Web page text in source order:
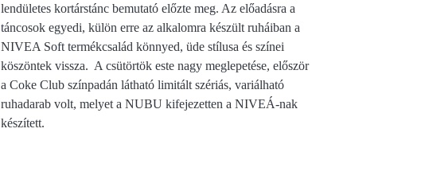
lendületes kortárstánc bemutató előzte meg. Az előadásra a
táncosok egyedi, külön erre az alkalomra készült ruháiban a
NIVEA Soft termékcsalád könnyed, üde stílusa és színei
köszöntek vissza. A csütörtök este nagy meglepetése, először
a Coke Club színpadán látható limitált szériás, variálható
ruhadarab volt, melyet a NUBU kifejezetten a NIVEÁ-nak
készített.